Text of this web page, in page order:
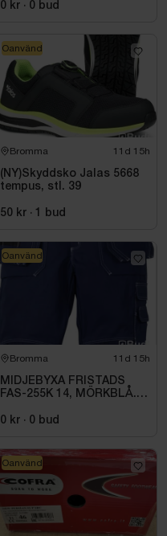
0 kr · 0 bud
Bromma 11d 15h
(NY)Skyddsko Jalas 5668
tempus, stl. 39
50 kr · 1 bud
Oanvänd
Bromma 11d 15h
MIDJEBYXA FRISTADS
FAS-255K 14, MÖRKBLÅ.
0 kr · 0 bud
Oanvänd
Oanvänd